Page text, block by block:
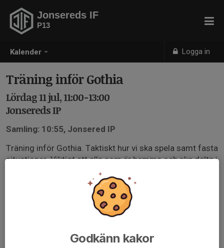
Kalender Logga in
Jonsereds IF
P13
Träning inför Gothia
Lördag 11 jul, 11:00-13:00
Jonsereds IP
Samling: 10:55, Jonsered IP
Träning inför Gothia. Taktiskt hur vi ska spela samt fasta
situationer. Viktigt att alla som är hemma och ska delta i
Godkänn kakor